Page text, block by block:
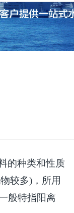
的种类和性质
较多) ，所用
般特指阳离